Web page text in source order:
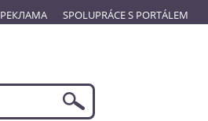
РЕКЛАМА SPOLUPRÁCE S PORTÁLEM